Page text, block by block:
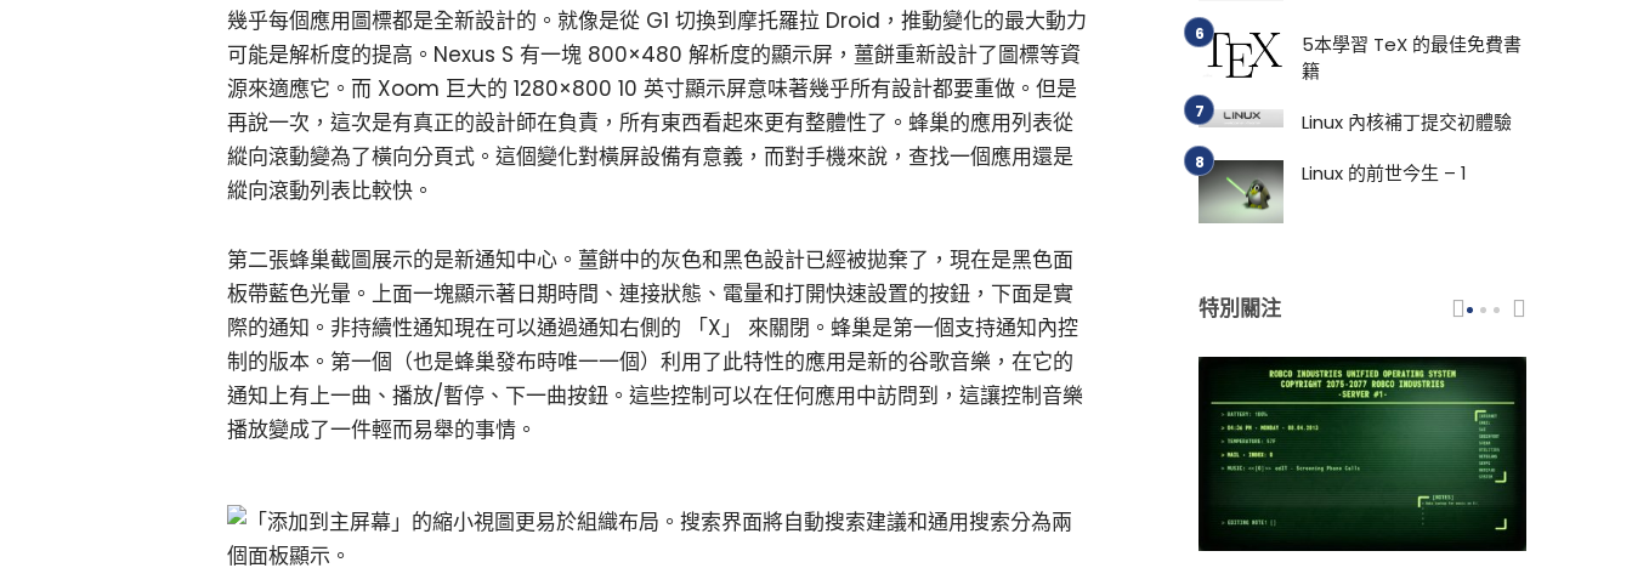
幾乎每個應用圖標都是全新設計的。就像是從 G1 切換到摩托羅拉 Droid，推動變化的最大動力
可能是解析度的提高。Nexus S 有一塊 800×480 解析度的顯示屏，薑餅重新設計了圖標等資
源來適應它。而 Xoom 巨大的 1280×800 10 英寸顯示屏意味著幾乎所有設計都要重做。但是
再說一次，這次是有真正的設計師在負責，所有東西看起來更有整體性了。蜂巢的應用列表從
縱向滾動變為了橫向分頁式。這個變化對橫屏設備有意義，而對手機來說，查找一個應用還是
縱向滾動列表比較快。
第二張蜂巢截圖展示的是新通知中心。薑餅中的灰色和黑色設計已經被拋棄了，現在是黑色面
板帶藍色光暈。上面一塊顯示著日期時間、連接狀態、電量和打開快速設置的按鈕，下面是實
際的通知。非持續性通知現在可以通過通知右側的 「X」 來關閉。蜂巢是第一個支持通知內控
制的版本。第一個（也是蜂巢發布時唯一一個）利用了此特性的應用是新的谷歌音樂，在它的
通知上有上一曲、播放/暫停、下一曲按鈕。這些控制可以在任何應用中訪問到，這讓控制音樂
播放變成了一件輕而易舉的事情。
5本學習 TeX 的最佳免費書
籍
Linux 內核補丁提交初體驗
Linux 的前世今生 – 1
特別關注